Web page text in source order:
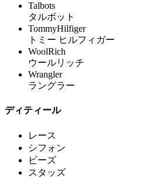
Talbots
タルボット
TommyHilfiger
トミー ヒルフィガー
WoolRich
ウールリッチ
Wrangler
ラングラー
ディティール
レース
シフォン
ビーズ
スタッズ